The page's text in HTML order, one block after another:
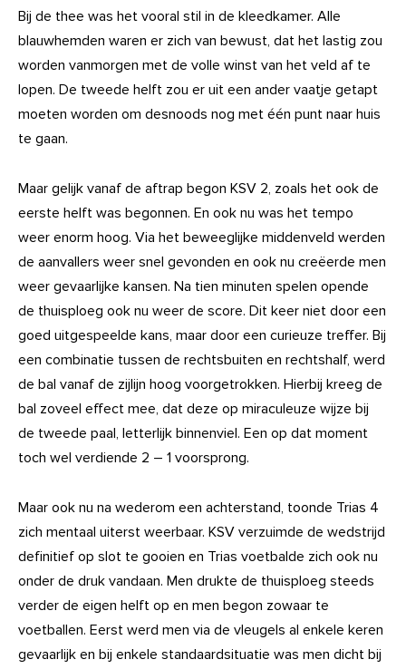
Bij de thee was het vooral stil in de kleedkamer. Alle
blauwhemden waren er zich van bewust, dat het lastig zou
worden vanmorgen met de volle winst van het veld af te
lopen. De tweede helft zou er uit een ander vaatje getapt
moeten worden om desnoods nog met één punt naar huis
te gaan.
Maar gelijk vanaf de aftrap begon KSV 2, zoals het ook de
eerste helft was begonnen. En ook nu was het tempo
weer enorm hoog. Via het beweeglijke middenveld werden
de aanvallers weer snel gevonden en ook nu creëerde men
weer gevaarlijke kansen. Na tien minuten spelen opende
de thuisploeg ook nu weer de score. Dit keer niet door een
goed uitgespeelde kans, maar door een curieuze treffer. Bij
een combinatie tussen de rechtsbuiten en rechtshalf, werd
de bal vanaf de zijlijn hoog voorgetrokken. Hierbij kreeg de
bal zoveel effect mee, dat deze op miraculeuze wijze bij
de tweede paal, letterlijk binnenviel. Een op dat moment
toch wel verdiende 2 – 1 voorsprong.
Maar ook nu na wederom een achterstand, toonde Trias 4
zich mentaal uiterst weerbaar. KSV verzuimde de wedstrijd
definitief op slot te gooien en Trias voetbalde zich ook nu
onder de druk vandaan. Men drukte de thuisploeg steeds
verder de eigen helft op en men begon zowaar te
voetballen. Eerst werd men via de vleugels al enkele keren
gevaarlijk en bij enkele standaardsituatie was men dicht bij